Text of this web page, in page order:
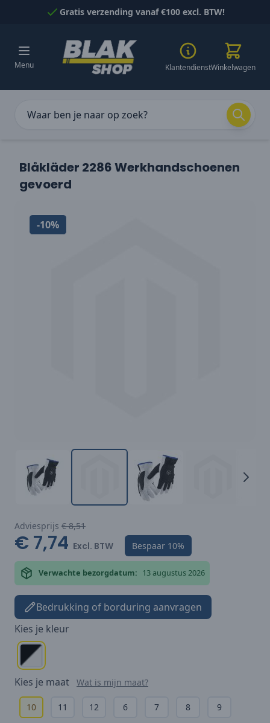
Naar inhoud gaanGratis verzending vanaf €100 excl. BTW!
Menu KlantendienstWinkelwagen
Blåkläder 2286 Werkhandschoenen
gevoerd
-10%
Adviesprijs € 8,51
€ 7,74 Excl. BTW Bespaar 10%
Verwachte bezorgdatum: 13 augustus 2026
Bedrukking of borduring aanvragen
Kies je kleur
Kies je maat Wat is mijn maat?
10 11 12 6 7 8 9